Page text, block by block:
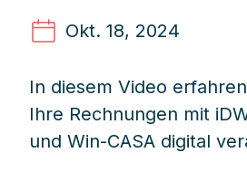
Okt. 18, 2024
In diesem Video
Ihre Rechnungen mit
und Win-CASA digital